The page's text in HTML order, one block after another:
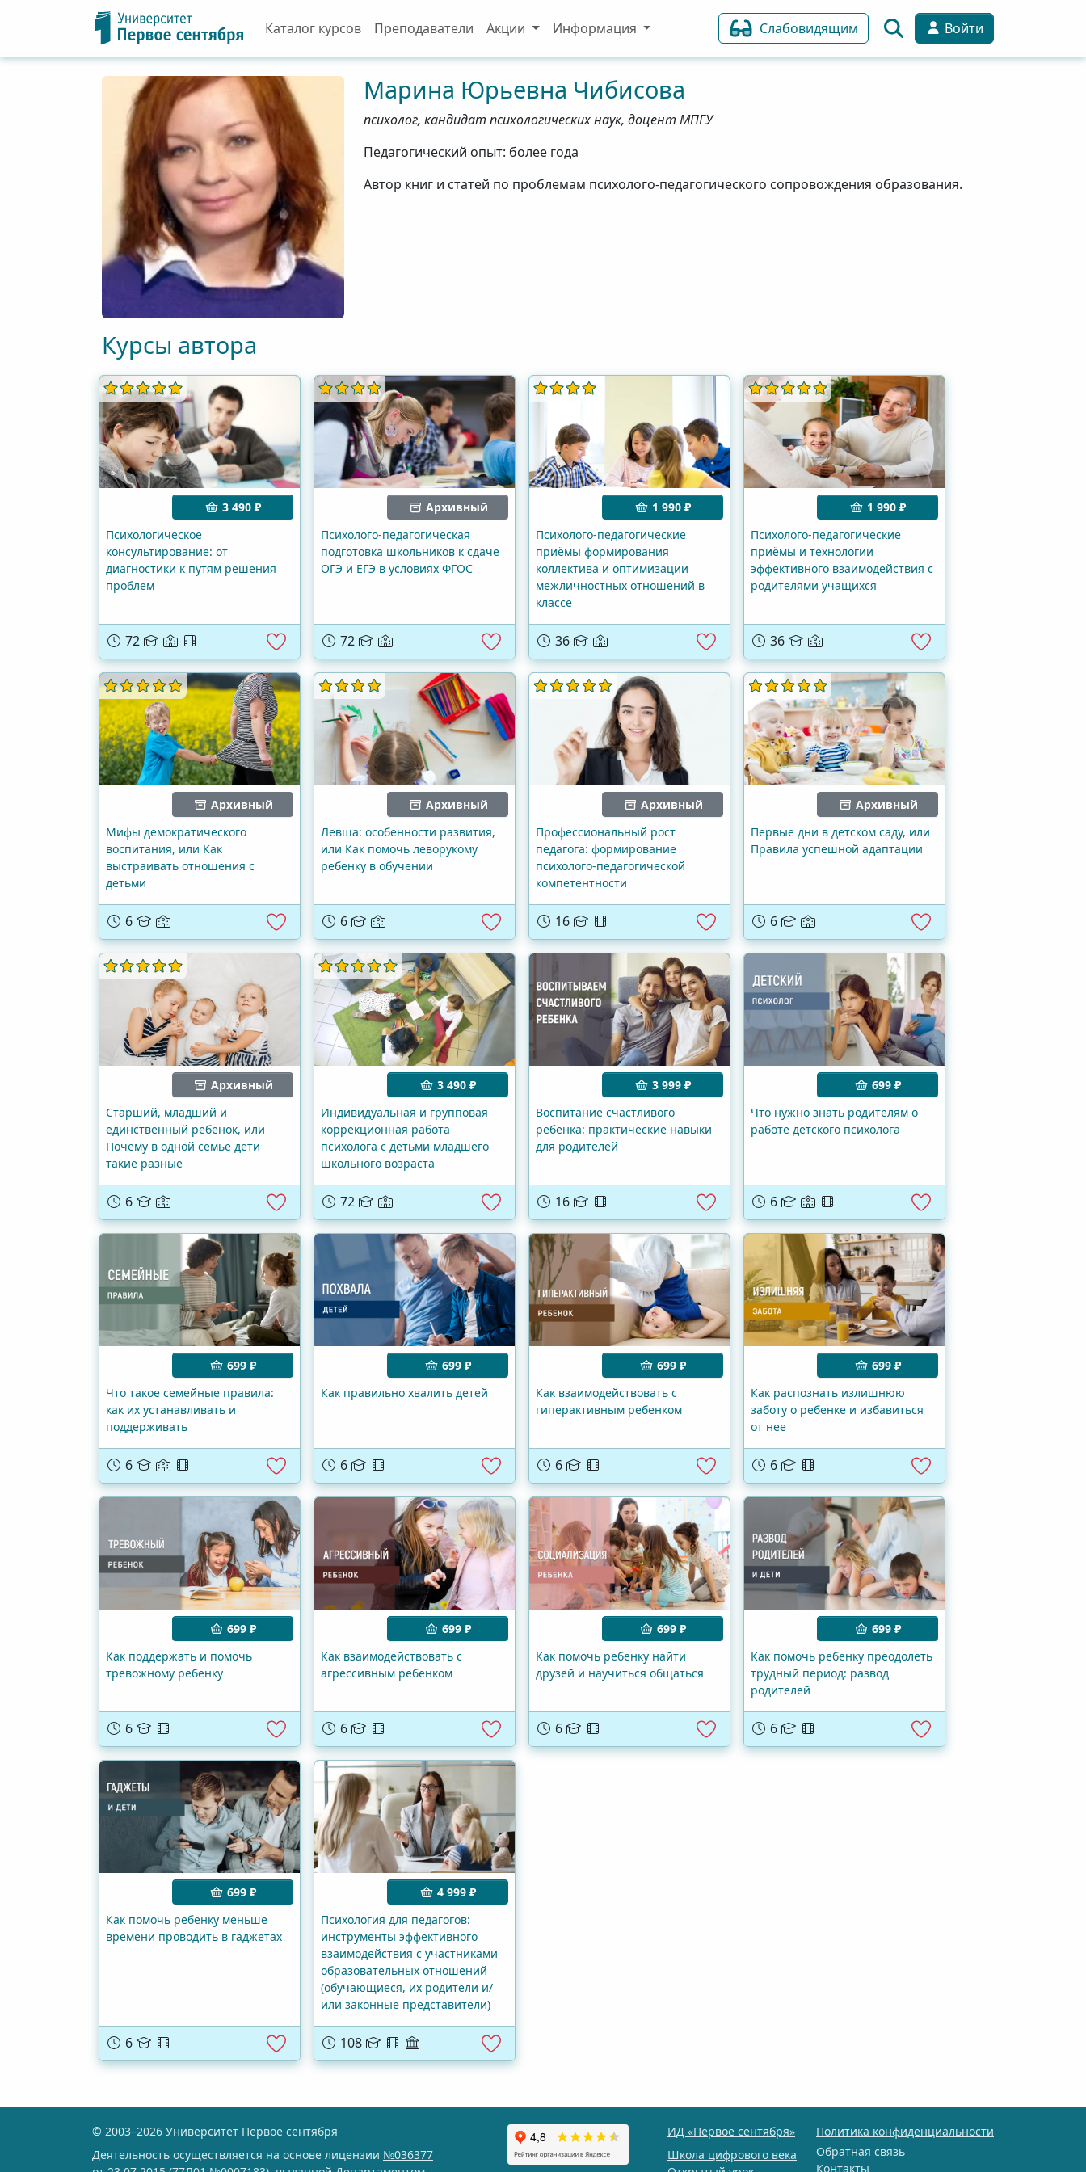
Каталог курсов Преподаватели Акции Информация Слабовидящим Войти
Марина Юрьевна Чибисова
психолог, кандидат психологических наук, доцент МПГУ
Педагогический опыт: более года
Автор книг и статей по проблемам психолого-педагогического сопровождения образования.
Курсы автора
3 490 ₽
Психологическое
консультирование: от
диагностики к путям решения
проблем
72
Архивный
Психолого-педагогическая
подготовка школьников к сдаче
ОГЭ и ЕГЭ в условиях ФГОС
72
1 990 ₽
Психолого-педагогические
приёмы формирования
коллектива и оптимизации
межличностных отношений в
классе
36
1 990 ₽
Психолого-педагогические
приёмы и технологии
эффективного взаимодействия с
родителями учащихся
36
Архивный
Мифы демократического
воспитания, или Как
выстраивать отношения с
детьми
6
Архивный
Левша: особенности развития,
или Как помочь леворукому
ребенку в обучении
6
Архивный
Профессиональный рост
педагога: формирование
психолого-педагогической
компетентности
16
Архивный
Первые дни в детском саду, или
Правила успешной адаптации
6
Архивный
Старший, младший и
единственный ребенок, или
Почему в одной семье дети
такие разные
6
3 490 ₽
Индивидуальная и групповая
коррекционная работа
психолога с детьми младшего
школьного возраста
72
3 999 ₽
Воспитание счастливого
ребенка: практические навыки
для родителей
16
699 ₽
Что нужно знать родителям о
работе детского психолога
6
699 ₽
Что такое семейные правила:
как их устанавливать и
поддерживать
6
699 ₽
Как правильно хвалить детей
6
699 ₽
Как взаимодействовать с
гиперактивным ребенком
6
699 ₽
Как распознать излишнюю
заботу о ребенке и избавиться
от нее
6
699 ₽
Как поддержать и помочь
тревожному ребенку
6
699 ₽
Как взаимодействовать с
агрессивным ребенком
6
699 ₽
Как помочь ребенку найти
друзей и научиться общаться
6
699 ₽
Как помочь ребенку преодолеть
трудный период: развод
родителей
6
699 ₽
Как помочь ребенку меньше
времени проводить в гаджетах
6
4 999 ₽
Психология для педагогов:
инструменты эффективного
взаимодействия с участниками
образовательных отношений
(обучающиеся, их родители и/
или законные представители)
108
© 2003–2026 Университет Первое сентября
Деятельность осуществляется на основе лицензии №036377
ИД «Первое сентября»
Школа цифрового века
Политика конфиденциальности
Обратная связь
Контакты